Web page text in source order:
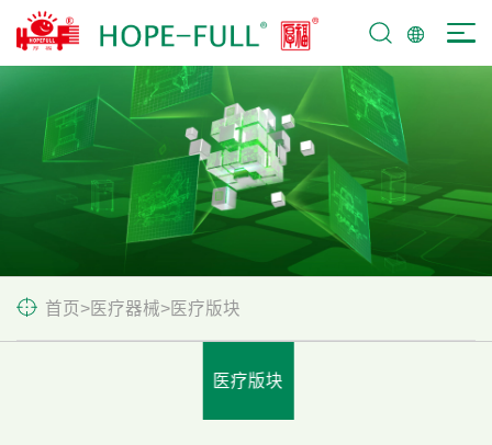
首页 >医疗器械>医疗版块
医疗版块